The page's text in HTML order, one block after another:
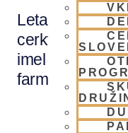
Leta 1916 je
cerkveni
imel je pet
farmacevtsko